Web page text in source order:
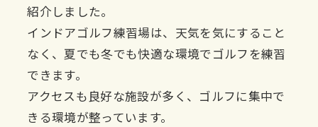
紹介しました。
インドアゴルフ練習場は、天気を気にすること
なく、夏でも冬でも快適な環境でゴルフを練習
できます。
アクセスも良好な施設が多く、ゴルフに集中で
きる環境が整っています。